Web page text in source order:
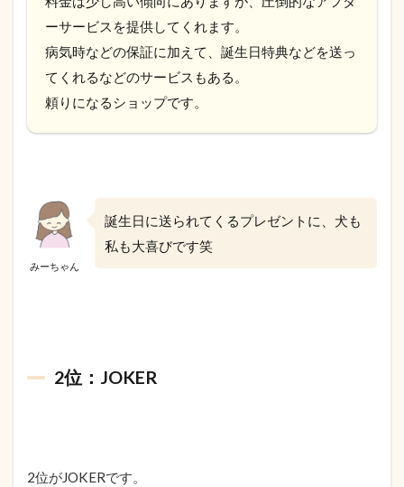
ーサービスを提供してくれます。
病気時などの保証に加えて、誕生日特典などを送っ
てくれるなどのサービスもある。
頼りになるショップです。
みーちゃん
誕生日に送られてくるプレゼントに、犬も
私も大喜びです笑
2位：JOKER
2位がJOKERです。